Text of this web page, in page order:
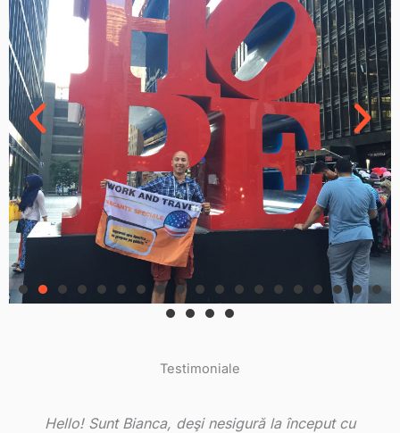
Testimoniale
Hello! Sunt Bianca, deşi nesigură la început cu